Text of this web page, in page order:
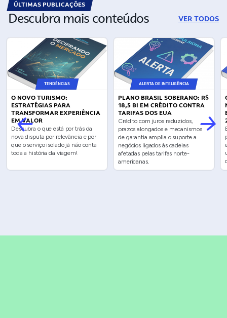
ÚLTIMAS PUBLICAÇÕES
Descubra mais conteúdos VER TODOS
TENDÊNCIAS
O NOVO TURISMO:
ESTRATÉGIAS PARA
TRANSFORMAR EXPERIÊNCIA
EM VALOR
Descubra o que está por trás da
nova disputa por relevância e por
que o serviço isolado já não conta
toda a história da viagem!
ALERTA DE INTELIGÊNCIA
PLANO BRASIL SOBERANO: R$
18,5 BI EM CRÉDITO CONTRA
TARIFAS DOS EUA
Crédito com juros reduzidos,
prazos alongados e mecanismos
de garantia amplia o suporte a
negócios ligados às cadeias
afetadas pelas tarifas norte-
americanas.